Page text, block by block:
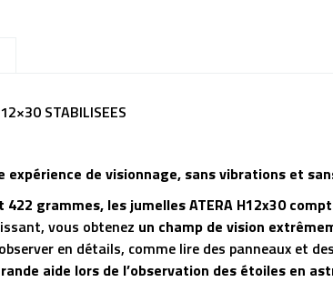
STABILISEES
expérience de visionnage, sans vibrations et
422 grammes, les jumelles ATERA H12x30
vous obtenez un champ de vision
en détails, comme lire des panneaux et
aide lors de l’observation des étoiles en